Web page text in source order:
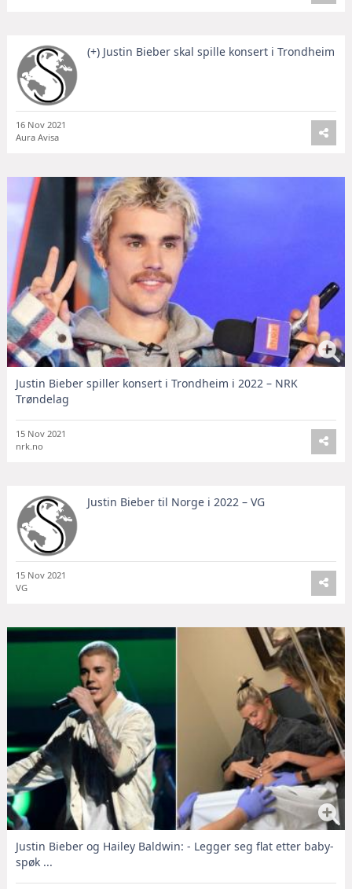
(+) Justin Bieber skal spille konsert i Trondheim
16 Nov 2021
Aura Avisa
Justin Bieber spiller konsert i Trondheim i 2022 – NRK
Trøndelag
15 Nov 2021
nrk.no
Justin Bieber til Norge i 2022 – VG
15 Nov 2021
VG
Justin Bieber og Hailey Baldwin: - Legger seg flat etter baby-
spøk ...